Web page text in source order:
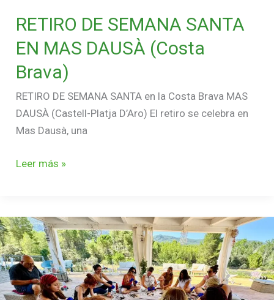
RETIRO DE SEMANA SANTA
EN MAS DAUSÀ (Costa
Brava)
RETIRO DE SEMANA SANTA en la Costa Brava MAS
DAUSÀ (Castell-Platja D’Aro) El retiro se celebra en
Mas Dausà, una
Leer más »
RETIRO
DE
AGOSTO
EN
ALICANTE